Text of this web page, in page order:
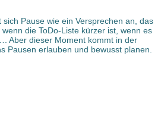
Pause wie ein Versprechen an, das
die ToDo-Liste kürzer ist, wenn es
Aber dieser Moment kommt in der
Pausen erlauben und bewusst planen.